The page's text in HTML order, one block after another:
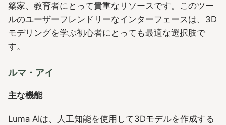
築家、教育者にとって貴重なリソースです。このツー
ルのユーザーフレンドリーなインターフェースは、3D
モデリングを学ぶ初心者にとっても最適な選択肢で
す。
ルマ・アイ
主な機能
Luma AIは、人工知能を使用して3Dモデルを作成する